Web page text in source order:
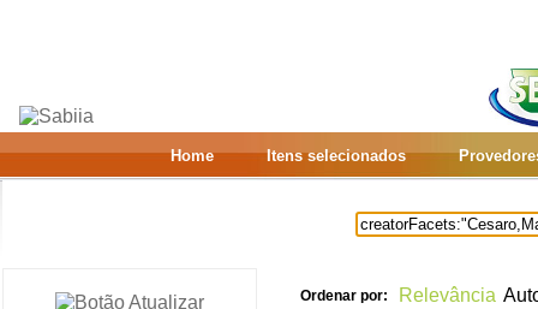
Home Itens selecionados
Ordenar por: Relevância